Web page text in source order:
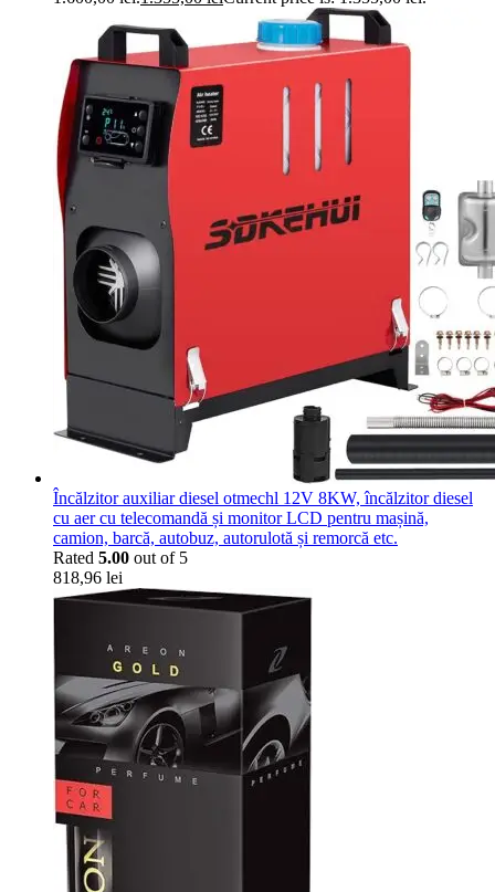
Încălzitor auxiliar diesel otmechl 12V 8KW, încălzitor diesel
cu aer cu telecomandă și monitor LCD pentru mașină,
camion, barcă, autobuz, autorulotă și remorcă etc.
Rated 5.00 out of 5
818,96 lei